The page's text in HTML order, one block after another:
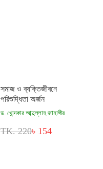
সমাজ ও ব্যক্তিজীবনে
পরিশুদ্ধিতা অর্জন
ড. খোন্দকার আব্দুল্লাহ জাহাঙ্গীর
TK. 220৳ 154